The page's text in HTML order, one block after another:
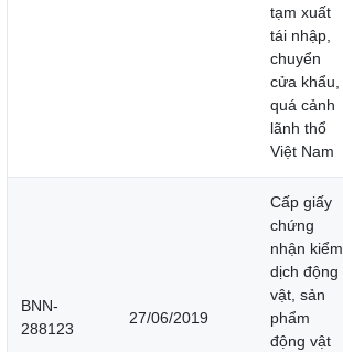
tạm xuất
tái nhập,
chuyển
cửa khẩu,
quá cảnh
lãnh thổ
Việt Nam
BNN-
288123
27/06/2019
Cấp giấy
chứng
nhận kiểm
dịch động
vật, sản
phẩm
động vật